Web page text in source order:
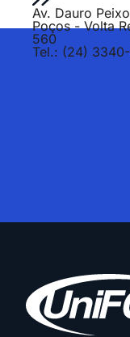
Av. Dauro
Poços - Volta
560
Tel.: (24)